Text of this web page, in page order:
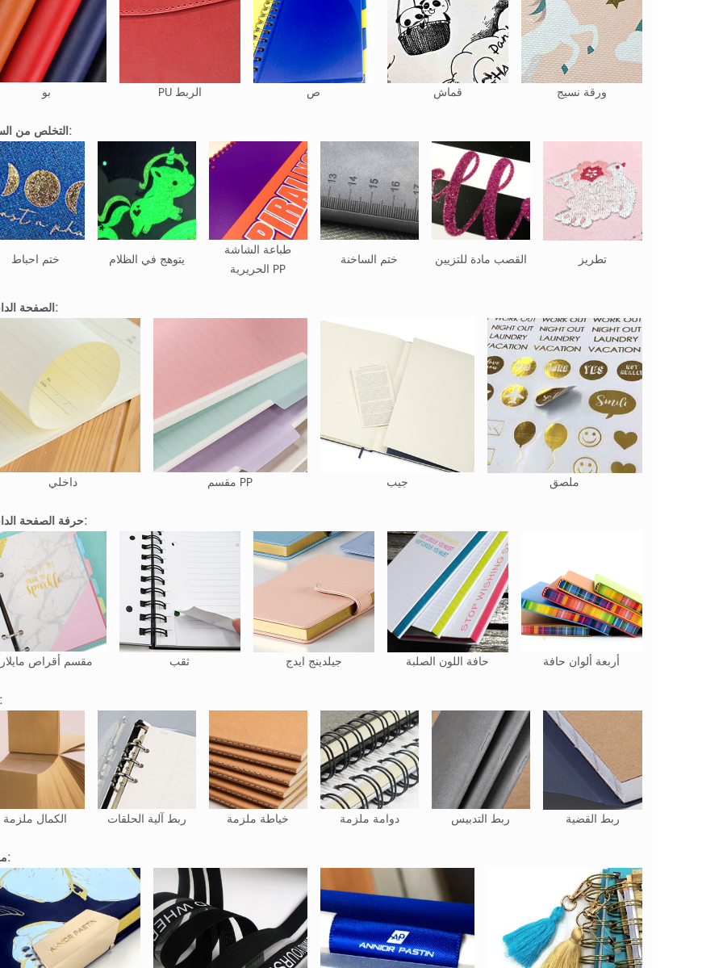
بو PU الربط ص قماش ورقة نسيج
التخلص من السطح:
ختم احباط يتوهج في الظلام
طباعة الشاشة
الحريرية PP
ختم الساخنة القصب مادة للتزيين تطريز
الصفحة الداخلية:
داخلي مقسم PP جيب ملصق
حرفة الصفحة الداخلية:
مقسم أقراص مايلار ثقب جيلدينج ايدج حافة اللون الصلبة أربعة ألوان حافة
الكمال ملزمة ربط آلية الحلقات خياطة ملزمة دوامة ملزمة ربط التدبيس ربط القضية
ملحق: